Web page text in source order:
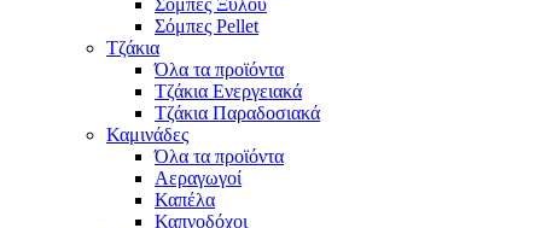
Σόμπες Pellet
Τζάκια
Όλα τα προϊόντα
Τζάκια Ενεργειακά
Τζάκια Παραδοσιακά
Καμινάδες
Όλα τα προϊόντα
Αεραγωγοί
Καπέλα
Καπνοδόχοι